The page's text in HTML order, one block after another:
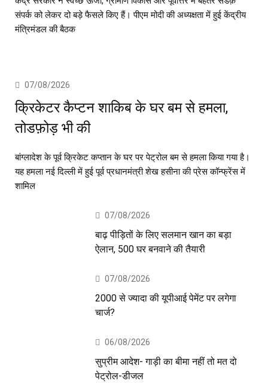
संपर्क को लेकर दो बड़े फैसले किए हैं। पीएम मोदी की अध्यक्षता में हुई केंद्रीय
मंत्रिमंडल की बैठक
07/08/2026
क्रिकेटर कैप्टन शाकिब के घर बम से हमला,
तोडफ़ोड़ भी की
बांग्लादेश के पूर्व क्रिकेट कप्तान के घर पर पेट्रोल बम से हमला किया गया है।
यह हमला नई दिल्ली में हुई पूर्व प्रधानमंत्री शेख हसीना की प्रेस कॉन्फ्रेंस में
शामिल
07/08/2026
बाढ़ पीड़ितों के लिए सलमान खान का बड़ा
ऐलान, 500 घर बनवाने की तैयारी
07/08/2026
2000 से ज्यादा की यूपीआई पेमेंट पर लगेगा
चार्ज?
06/08/2026
सुप्रीम आदेश- गाड़ी का बीमा नहीं तो मत दो
पेट्रोल-डीजल